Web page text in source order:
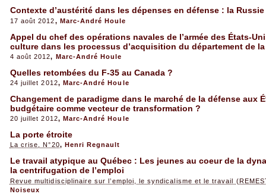
Contexte d’austérité dans les dépenses en défense : la
17 août 2012, Marc-André Houle
Appel du chef des opérations navales de l’armée des États-
culture dans les processus d’acquisition du département de la
4 août 2012, Marc-André Houle
Quelles retombées du F-35 au Canada ?
24 juillet 2012, Marc-André Houle
Changement de paradigme dans le marché de la défense aux
budgétaire comme vecteur de transformation ?
20 juillet 2012, Marc-André Houle
La porte étroite
La crise, N°20, Henri Regnault
Le travail atypique au Québec : Les jeunes au coeur de la
la centrifugation de l’emploi
Revue multidisciplinaire sur l’emploi, le syndicalisme et le travail
Noiseux